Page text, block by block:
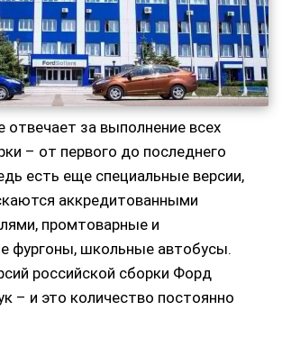
отвечает за выполнение всех
– от первого до последнего
есть еще специальные версии,
аккредитованными
промтоварные и
фургоны, школьные автобусы.
российской сборки Форд
– и это количество постоянно